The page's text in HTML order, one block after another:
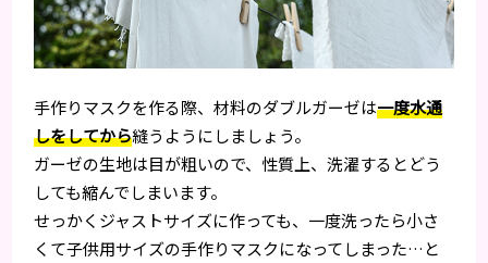
手作りマスクを作る際、材料のダブルガーゼは一度水通
しをしてから縫うようにしましょう。
ガーゼの生地は目が粗いので、性質上、洗濯するとどう
しても縮んでしまいます。
せっかくジャストサイズに作っても、一度洗ったら小さ
くて子供用サイズの手作りマスクになってしまった…と